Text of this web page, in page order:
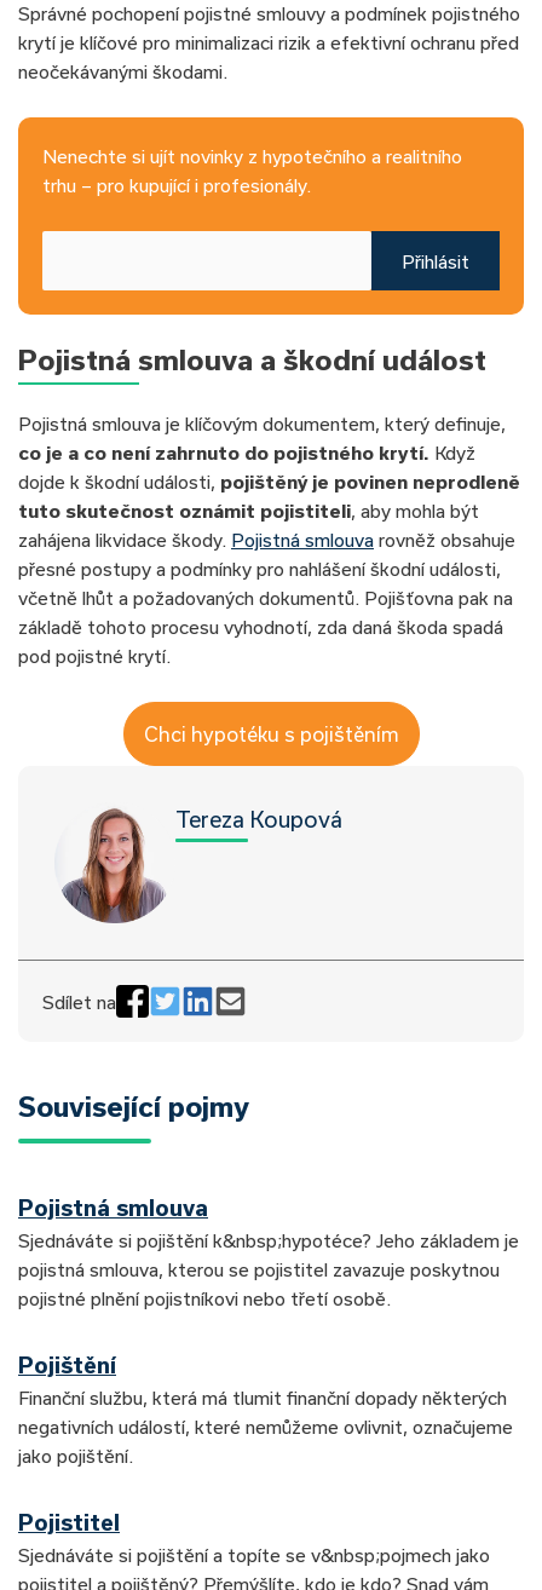
Správné pochopení pojistné smlouvy a podmínek pojistného
krytí je klíčové pro minimalizaci rizik a efektivní ochranu před
neočekávanými škodami.
Nenechte si ujít novinky z hypotečního a realitního
trhu – pro kupující i profesionály.
Přihlásit
Pojistná smlouva a škodní událost
Pojistná smlouva je klíčovým dokumentem, který definuje,
co je a co není zahrnuto do pojistného krytí. Když
dojde k škodní události, pojištěný je povinen neprodleně
tuto skutečnost oznámit pojistiteli, aby mohla být
zahájena likvidace škody. Pojistná smlouva rovněž obsahuje
přesné postupy a podmínky pro nahlášení škodní události,
včetně lhůt a požadovaných dokumentů. Pojišťovna pak na
základě tohoto procesu vyhodnotí, zda daná škoda spadá
pod pojistné krytí.
Chci hypotéku s pojištěním
Tereza Koupová
Sdílet na
Související pojmy
Pojistná smlouva
Sjednáváte si pojištění k&nbsp;hypotéce? Jeho základem je
pojistná smlouva, kterou se pojistitel zavazuje poskytnou
pojistné plnění pojistníkovi nebo třetí osobě.
Pojištění
Finanční službu, která má tlumit finanční dopady některých
negativních událostí, které nemůžeme ovlivnit, označujeme
jako pojištění.
Pojistitel
Sjednáváte si pojištění a topíte se v&nbsp;pojmech jako
pojistitel a pojištěný? Přemýšlíte, kdo je kdo? Snad vám